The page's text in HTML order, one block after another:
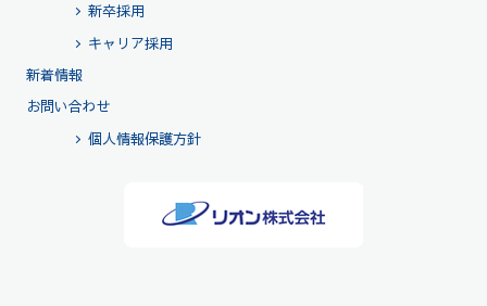
新卒採用
キャリア採用
新着情報
お問い合わせ
個人情報保護方針